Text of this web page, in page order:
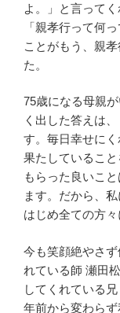
よ。」と言って
「親孝行って何
ことがもう、親
た。
75歳になる母親
く出した答えは
す。毎日幸せに
果たしているこ
もらった良いこ
ます。だから、
はじめ全ての方々
今も笑顔絶やさ
れている師 瀬田
してくれている
年前から変わら